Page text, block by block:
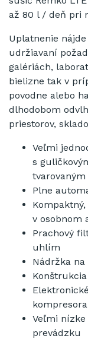
až 80 l / deň pri
Uplatnenie
udržiavaní
galériách,
bielizne tak v
povodne alebo
dlhodobom
priestorov,
Veľmi
s
Plne
v osobnom
Prachový
uhlím
Nádržka na
Veľmi nízke
prevádzku